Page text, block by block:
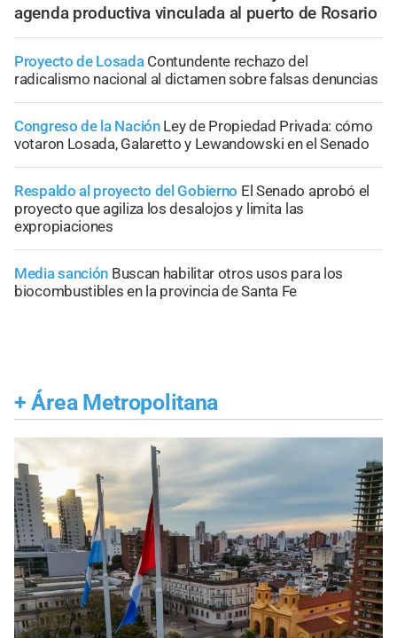
agenda productiva vinculada al puerto de Rosario
Proyecto de Losada Contundente rechazo del
radicalismo nacional al dictamen sobre falsas denuncias
Congreso de la Nación Ley de Propiedad Privada: cómo
votaron Losada, Galaretto y Lewandowski en el Senado
Respaldo al proyecto del Gobierno El Senado aprobó el
proyecto que agiliza los desalojos y limita las
expropiaciones
Media sanción Buscan habilitar otros usos para los
biocombustibles en la provincia de Santa Fe
+ Área Metropolitana